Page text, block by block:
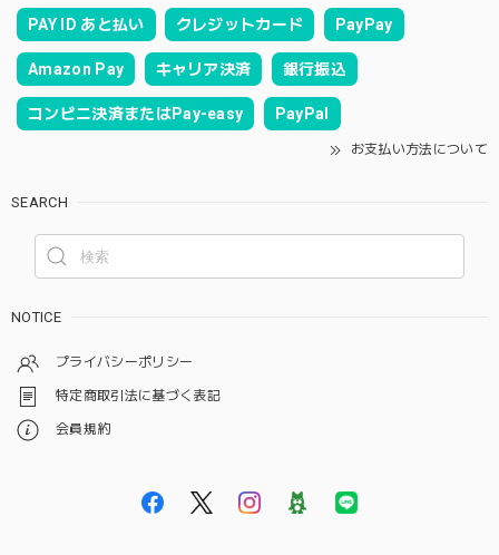
PAY ID あと払い クレジットカード PayPay
Amazon Pay キャリア決済 銀行振込
コンビニ決済またはPay-easy PayPal
お支払い方法について
SEARCH
NOTICE
プライバシーポリシー
特定商取引法に基づく表記
会員規約